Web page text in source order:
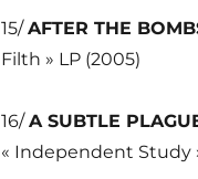
15/AFTER THE
Filth » LP (2005)
16/A SUBTLE
« Independent Study